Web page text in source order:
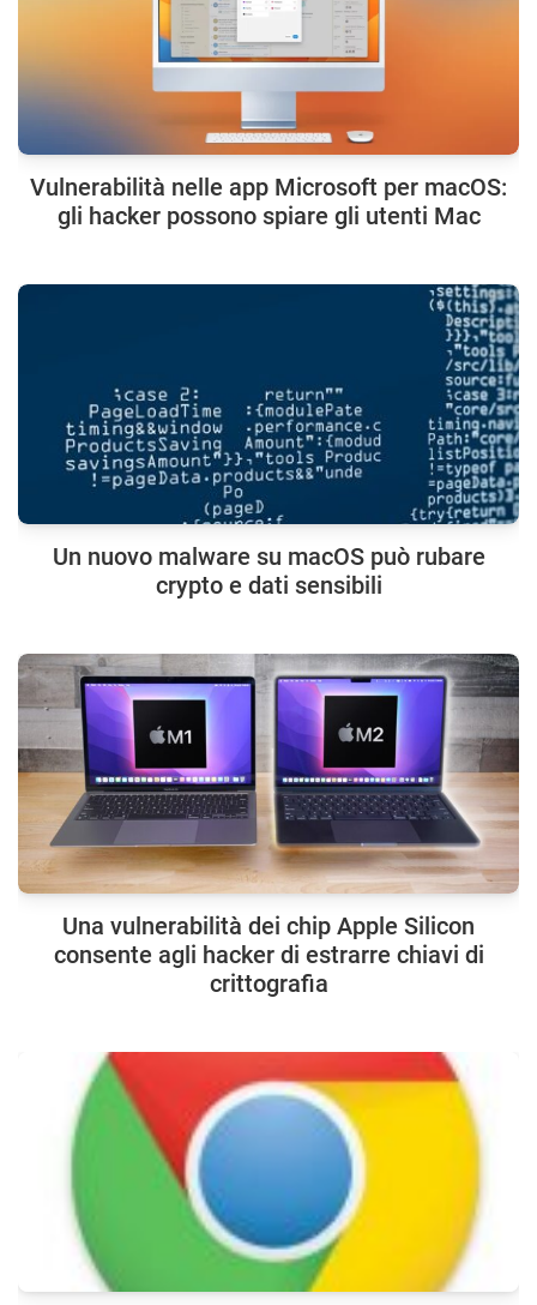
Vulnerabilità nelle app Microsoft per macOS:
gli hacker possono spiare gli utenti Mac
Un nuovo malware su macOS può rubare
crypto e dati sensibili
Una vulnerabilità dei chip Apple Silicon
consente agli hacker di estrarre chiavi di
crittografia